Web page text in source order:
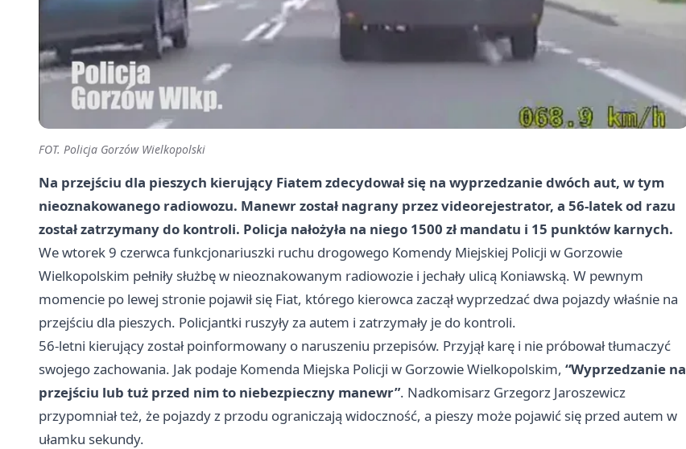
FOT. Policja Gorzów Wielkopolski
Na przejściu dla pieszych kierujący Fiatem zdecydował się na wyprzedzanie dwóch aut, w tym
nieoznakowanego radiowozu. Manewr został nagrany przez videorejestrator, a 56-latek od razu
został zatrzymany do kontroli. Policja nałożyła na niego 1500 zł mandatu i 15 punktów karnych.
We wtorek 9 czerwca funkcjonariuszki ruchu drogowego Komendy Miejskiej Policji w Gorzowie
Wielkopolskim pełniły służbę w nieoznakowanym radiowozie i jechały ulicą Koniawską. W pewnym
momencie po lewej stronie pojawił się Fiat, którego kierowca zaczął wyprzedzać dwa pojazdy właśnie na
przejściu dla pieszych. Policjantki ruszyły za autem i zatrzymały je do kontroli.
56-letni kierujący został poinformowany o naruszeniu przepisów. Przyjął karę i nie próbował tłumaczyć
swojego zachowania. Jak podaje Komenda Miejska Policji w Gorzowie Wielkopolskim, “Wyprzedzanie na
przejściu lub tuż przed nim to niebezpieczny manewr”. Nadkomisarz Grzegorz Jaroszewicz
przypomniał też, że pojazdy z przodu ograniczają widoczność, a pieszy może pojawić się przed autem w
ułamku sekundy.